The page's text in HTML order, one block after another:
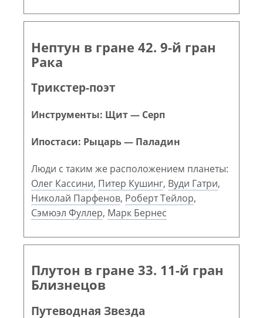
Нептун в гране 42. 9-й гран
Рака
Трикстер-поэт
Инструменты: Щит — Серп
Ипостаси: Рыцарь — Паладин
Люди с таким же расположением планеты:
Олег Кассини, Питер Кушинг, Вуди Гатри,
Николай Парфенов, Роберт Тейлор,
Сэмюэл Фуллер, Марк Бернес
Плутон в гране 33. 11-й гран
Близнецов
Путеводная Звезда